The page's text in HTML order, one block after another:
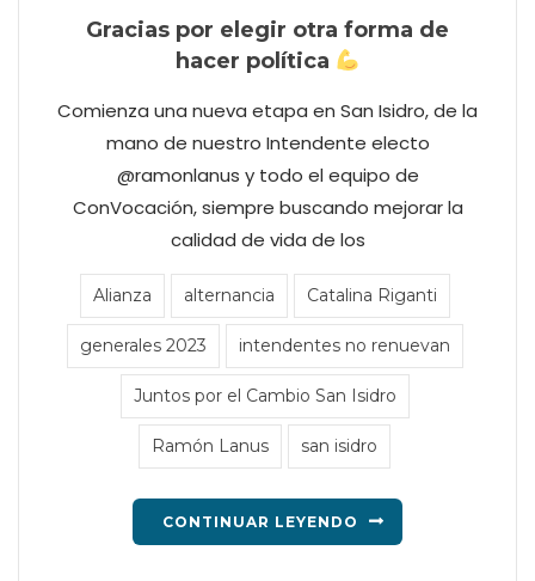
Gracias por elegir otra forma de
hacer política
Comienza una nueva etapa en San Isidro, de la
mano de nuestro Intendente electo
@ramonlanus y todo el equipo de
ConVocación, siempre buscando mejorar la
calidad de vida de los
Alianza alternancia Catalina Riganti
generales 2023 intendentes no renuevan
Juntos por el Cambio San Isidro
Ramón Lanus san isidro
CONTINUAR LEYENDO